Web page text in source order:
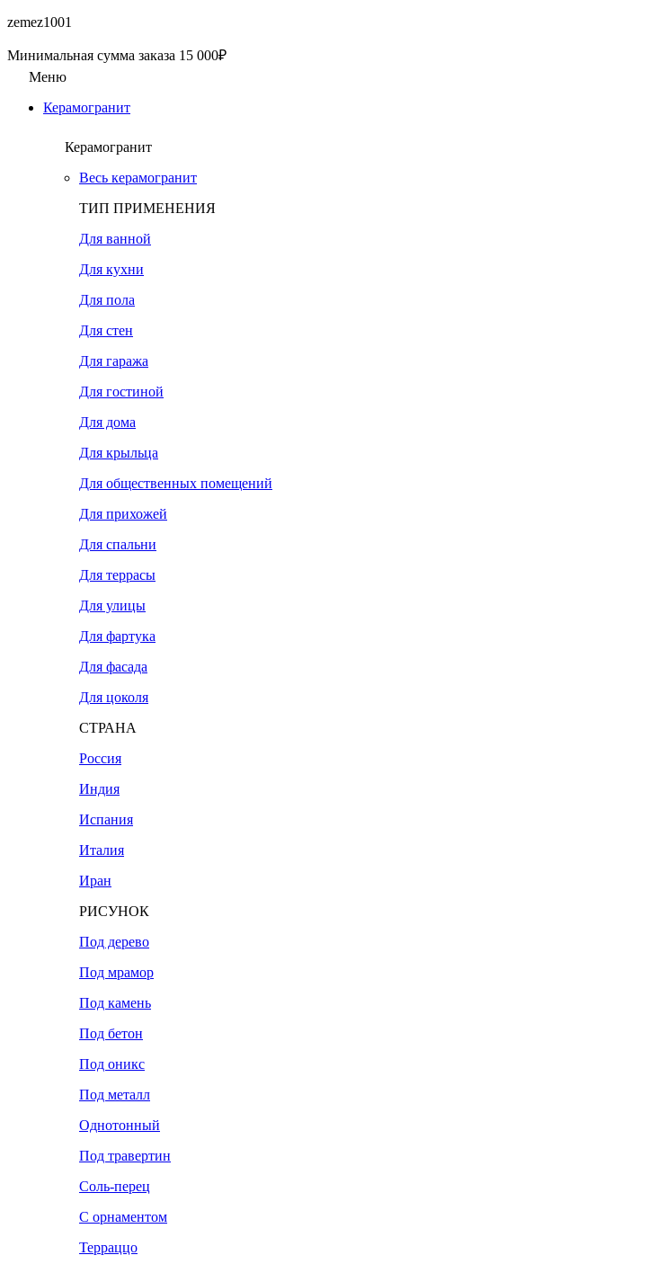
zemez1001
Минимальная сумма заказа 15 000₽
Меню
Керамогранит
Керамогранит
Весь керамогранит
ТИП ПРИМЕНЕНИЯ
Для ванной
Для кухни
Для пола
Для стен
Для гаража
Для гостиной
Для дома
Для крыльца
Для общественных помещений
Для прихожей
Для спальни
Для террасы
Для улицы
Для фартука
Для фасада
Для цоколя
СТРАНА
Россия
Индия
Испания
Италия
Иран
РИСУНОК
Под дерево
Под мрамор
Под камень
Под бетон
Под оникс
Под металл
Однотонный
Под травертин
Соль-перец
С орнаментом
Терраццо